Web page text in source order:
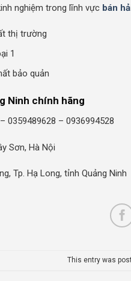
nghiệm trong lĩnh vực bán
thị trường
1
bảo quản
Ninh chính hãng
0359489628 – 0936994528
Sơn, Hà Nội
Tp. Hạ Long, tỉnh Quảng Ninh
This entry was